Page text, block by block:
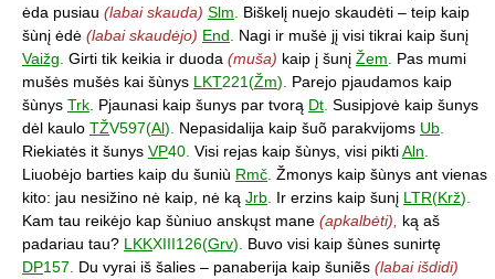
ėda pusiau (labai skauda) Slm. Biškelį nuejo skaudėti – teip kaip
šùnį ėdė (labai skaudėjo) End. Nagi ir mušė jį visi tikrai kaip šunį
Vaižg. Girti tik keikia ir duoda (muša) kaip į šunį Žem. Pas mumi
mušės mušės kai šùnys LKT221(Žm). Parejo pjaudamos kaip
šùnys Trk. Pjaunasi kaip šunys par tvorą Dt. Susipjovė kaip šunys
dėl kaulo TŽV597(Al). Nepasidalija kaip šuõ parakvijoms Ub.
Riekiatės it šunys VP40. Visi rejas kaip šùnys, visi piktiAln.
Liuobėjo barties kaip du šuniù Rmč. Žmonys kaip šùnys ant vienas
kito: jau nesižino nė kaip, nė ką Jrb. Ir erzins kaip šunį LTR(Krž).
Kam tau reikėjo kap šùniuo anskųst mane (apkalbėti), ką aš
padariau tau? LKKXIII126(Grv). Buvo visi kaip šùnes sunirtę
DP157. Du vyrai iš šalies – panaberija kaip šuniẽs (labai išdidi)